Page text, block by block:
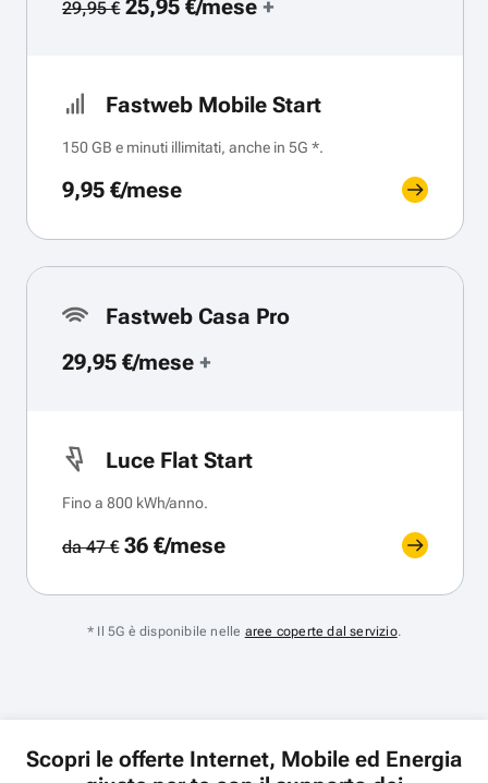
29,95 €25,95 €/mese+
Fastweb Mobile Start
150 GB e minuti illimitati, anche in 5G *.
9,95 €/mese
Fastweb Casa Pro
29,95 €/mese +
Luce Flat Start
Fino a 800 kWh/anno.
da 47 €36 €/mese
* Il 5G è disponibile nelle aree coperte dal servizio.
Scopri le offerte Internet, Mobile ed Energia